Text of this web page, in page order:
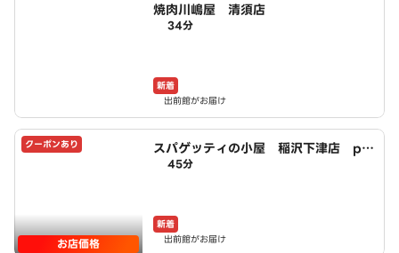
焼肉川嶋屋 清須店
34分
新着
出前館がお届け
クーポンあり
お店価格
スパゲッティの小屋 稲沢下津店 po
wered by LAWSON
45分
新着
出前館がお届け